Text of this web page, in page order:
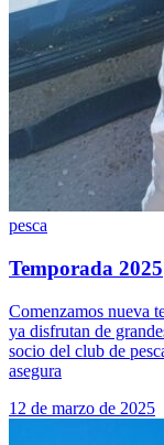
pesca
Temporada 2025
Comenzamos nueva
ya disfrutan de
socio del club de
asegura
12 de marzo de 2025